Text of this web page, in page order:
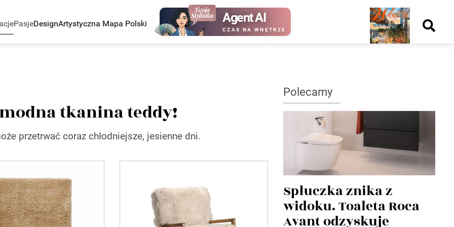
PasjeDesignArtystyczna Mapa Polski Agent AI
CZAS NA WNĘTRZE
Nowy
numer
numer
Wydanie papieroweWydanie cyfrowe
tkanina teddy!
przetrwać coraz chłodniejsze, jesienne dni.
Polecamy
Spłuczka znika z
widoku. Toaleta Roca
Avant odzyskuje